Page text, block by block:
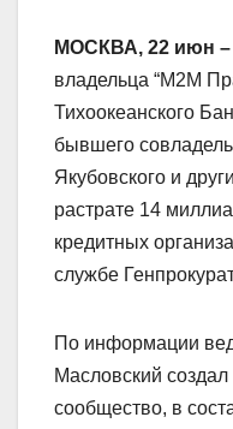
МОСКВА, 22 июн
владельца “М2М
Тихоокеанского
бывшего
Якубовского и
растрате 14
кредитных
службе
По информации
Масловский
сообщество, в